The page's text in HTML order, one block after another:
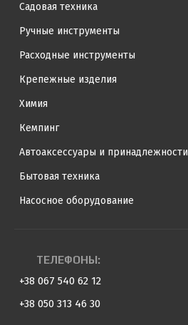
Садовая техника
Ручные инструменты
Расходные инструменты
Крепежные изделия
Химия
Кемпинг
Автоаксессуары и принадлежности
Бытовая техника
Насосное оборудование
ТЕЛЕФОНЫ:
+38 067 540 62 12
+38 050 313 46 30